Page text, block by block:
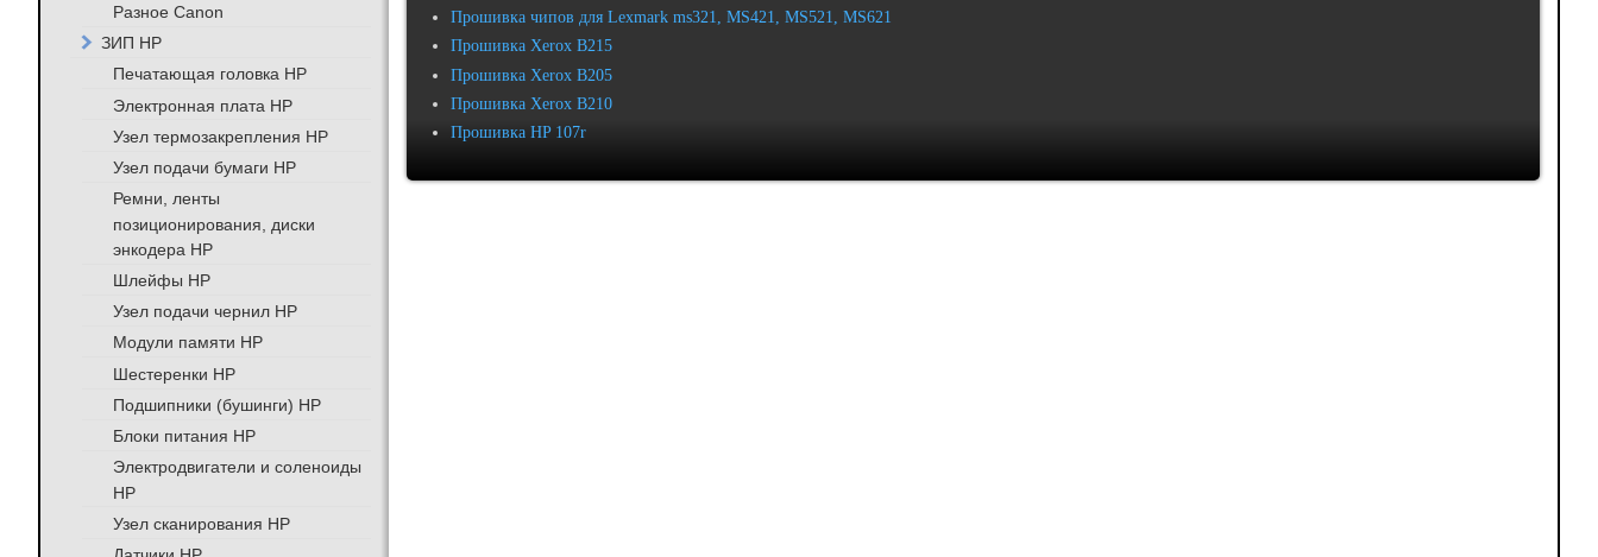
Прошивка чипов для Lexmark ms321, MS421, MS521, MS621
Прошивка Xerox B215
Прошивка Xerox B205
Прошивка Xerox B210
Прошивка HP 107r
Разное Canon
ЗИП HP
Печатающая головка HP
Электронная плата HP
Узел термозакрепления HP
Узел подачи бумаги HP
Ремни, ленты
позиционирования, диски
энкодера HP
Шлейфы HP
Узел подачи чернил HP
Модули памяти HP
Шестеренки HP
Подшипники (бушинги) HP
Блоки питания HP
Электродвигатели и соленоиды
HP
Узел сканирования HP